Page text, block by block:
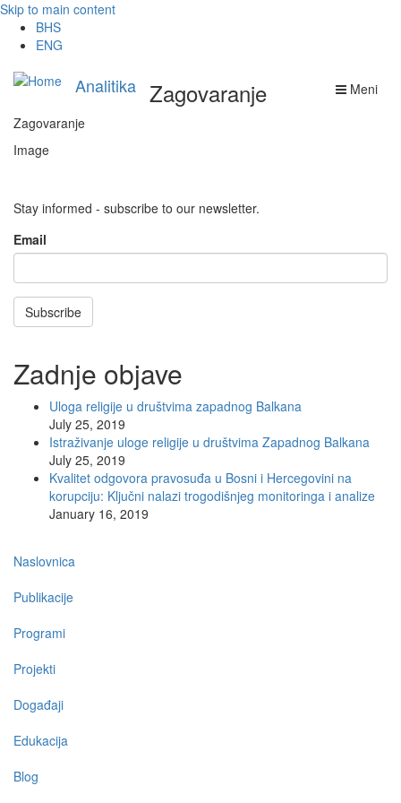
Skip to main content
BHS
ENG
Analitika Meni
Zagovaranje
Zagovaranje
Image
Stay informed - subscribe to our newsletter.
Email
Subscribe
Zadnje objave
Uloga religije u društvima zapadnog Balkana
July 25, 2019
Istraživanje uloge religije u društvima Zapadnog Balkana
July 25, 2019
Kvalitet odgovora pravosuđa u Bosni i Hercegovini na
korupciju: Ključni nalazi trogodišnjeg monitoringa i analize
January 16, 2019
Main
navigation
Naslovnica
Publikacije
Programi
Projekti
Događaji
Edukacija
Blog